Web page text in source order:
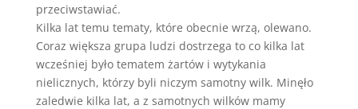
przeciwstawiać.
Kilka lat temu tematy, które obecnie wrzą, olewano.
Coraz większa grupa ludzi dostrzega to co kilka lat
wcześniej było tematem żartów i wytykania
nielicznych, którzy byli niczym samotny wilk. Minęło
zaledwie kilka lat, a z samotnych wilków mamy